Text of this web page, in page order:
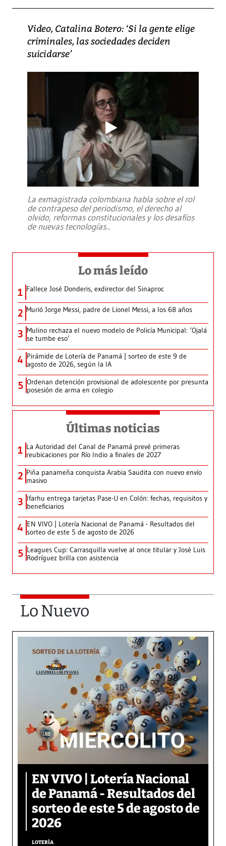
Video, Catalina Botero: ‘Si la gente elige
criminales, las sociedades deciden
suicidarse’
La exmagistrada colombiana habla sobre el rol
de contrapeso del periodismo, el derecho al
olvido, reformas constitucionales y los desafíos
de nuevas tecnologías...
Lo más leído
1 Fallece José Donderis, exdirector del Sinaproc
2 Murió Jorge Messi, padre de Lionel Messi, a los 68 años
3 Mulino rechaza el nuevo modelo de Policía Municipal: ‘Ojalá
se tumbe eso’
4 Pirámide de Lotería de Panamá | sorteo de este 9 de
agosto de 2026, según la IA
5 Ordenan detención provisional de adolescente por presunta
posesión de arma en colegio
Últimas noticias
1 La Autoridad del Canal de Panamá prevé primeras
reubicaciones por Río Indio a finales de 2027
2 Piña panameña conquista Arabia Saudita con nuevo envío
masivo
3 Ifarhu entrega tarjetas Pase-U en Colón: fechas, requisitos y
beneficiarios
4 EN VIVO | Lotería Nacional de Panamá - Resultados del
sorteo de este 5 de agosto de 2026
5 Leagues Cup: Carrasquilla vuelve al once titular y José Luis
Rodríguez brilla con asistencia
Lo Nuevo
EN VIVO | Lotería Nacional
de Panamá - Resultados del
sorteo de este 5 de agosto de
2026
LOTERÍA